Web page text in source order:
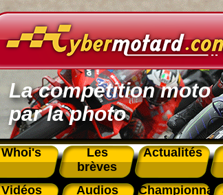
La compétition moto
par la photo
Whoi's
Les
brèves
Actualités
Vidéos
Audios
Championnat